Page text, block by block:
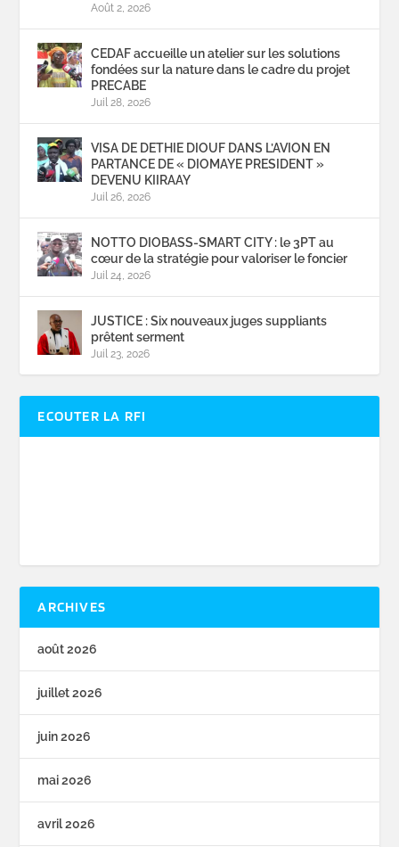
Août 2, 2026
CEDAF accueille un atelier sur les solutions
fondées sur la nature dans le cadre du projet
PRECABE
Juil 28, 2026
VISA DE DETHIE DIOUF DANS L’AVION EN
PARTANCE DE « DIOMAYE PRESIDENT »
DEVENU KIIRAAY
Juil 26, 2026
NOTTO DIOBASS-SMART CITY : le 3PT au
cœur de la stratégie pour valoriser le foncier
Juil 24, 2026
JUSTICE : Six nouveaux juges suppliants
prêtent serment
Juil 23, 2026
ECOUTER LA RFI
ARCHIVES
août 2026
juillet 2026
juin 2026
mai 2026
avril 2026